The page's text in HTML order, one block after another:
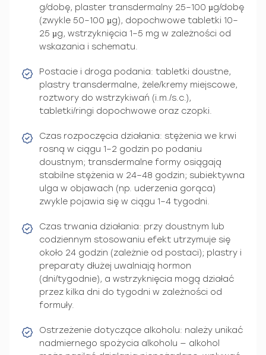
g/dobę, plaster transdermalny 25–100 µg/dobę
(zwykle 50–100 µg), dopochwowe tabletki 10–
25 µg, wstrzyknięcia 1–5 mg w zależności od
wskazania i schematu.
Postacie i droga podania: tabletki doustne,
plastry transdermalne, żele/kremy miejscowe,
roztwory do wstrzykiwań (i.m./s.c.),
tabletki/ringi dopochwowe oraz czopki.
Czas rozpoczęcia działania: stężenia we krwi
rosną w ciągu 1–2 godzin po podaniu
doustnym; transdermalne formy osiągają
stabilne stężenia w 24–48 godzin; subiektywna
ulga w objawach (np. uderzenia gorąca)
zwykle pojawia się w ciągu 1–4 tygodni.
Czas trwania działania: przy doustnym lub
codziennym stosowaniu efekt utrzymuje się
około 24 godzin (zależnie od postaci); plastry i
preparaty dłużej uwalniają hormon
(dni/tygodnie), a wstrzyknięcia mogą działać
przez kilka dni do tygodni w zależności od
formuły.
Ostrzeżenie dotyczące alkoholu: należy unikać
nadmiernego spożycia alkoholu — alkohol